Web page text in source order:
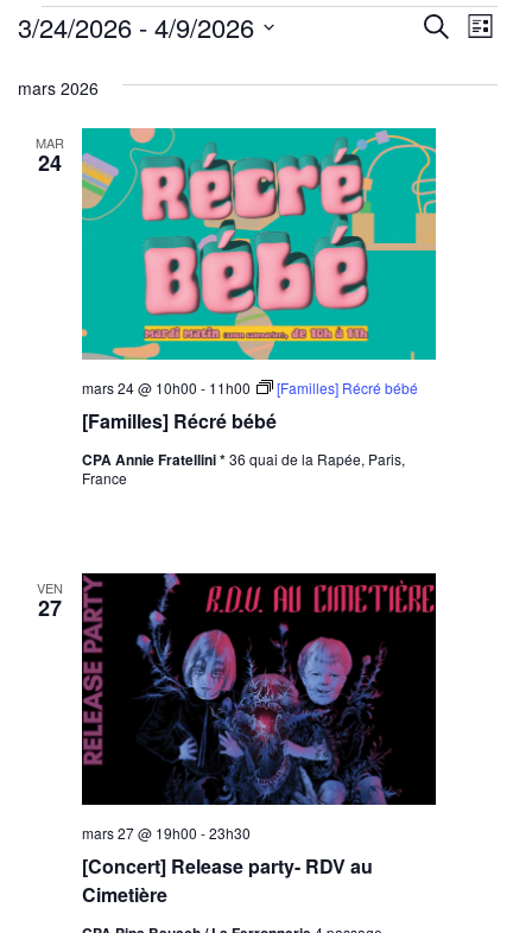
Évènements
et
de
vues
Recherche
Liste
3/24/2026 - 4/9/2026
une
mars 2026
MAR
24
[Familles] Récré bébé
mars 24 @ 10h00 - 11h00 [Familles] Récré bébé
CPA Annie Fratellini *36 quai de la Rapée, Paris,
France
VEN
27
[Concert] Release party- RDV au
Cimetière
mars 27 @ 19h00 -23h30